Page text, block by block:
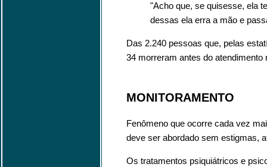
"Acho que, se quisesse, ela
dessas ela erra a mão e
Das 2.240 pessoas que, pelas
34 morreram antes do atendimento
MONITORAMENTO
Fenômeno que ocorre cada vez
deve ser abordado sem estigmas,
Os tratamentos psiquiátricos e